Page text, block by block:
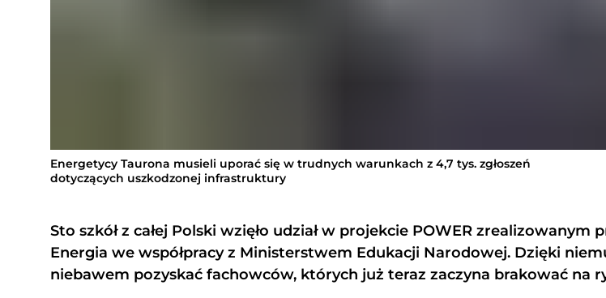
Energetycy Taurona musieli uporać się w trudnych warunkach z 4,7 tys. zgłoszeń
dotyczących uszkodzonej infrastruktury
Sto szkół z całej Polski wzięło udział w projekcie POWER zrealizowanym
Energia we współpracy z Ministerstwem Edukacji Narodowej. Dzięki
niebawem pozyskać fachowców, których już teraz zaczyna brakować na